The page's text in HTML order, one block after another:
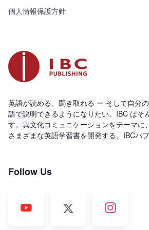
英語が読める、聞き取れる ー そして自分
語で説明できるようになりたい。IBC はそ
す。異文化コミュニケーションをテーマに
さまざまな英語学習書を開発する、IBCパブ
Follow Us
個人情報保護方針